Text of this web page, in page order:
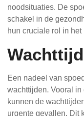
noodsituaties. De
schakel in de
hun cruciale rol in
Een nadeel van
wachttijden. Vooral
kunnen de
urgente gevallen. Dit